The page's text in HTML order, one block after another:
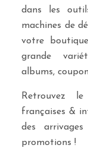
dans les
machines de
votre
grande
albums,
Retrouvez
françaises &
des
promotions !